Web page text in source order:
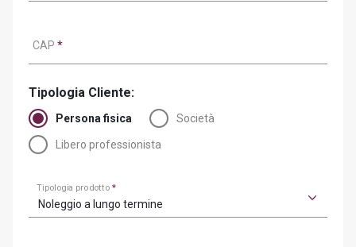
CAP *
Tipologia Cliente:
Persona fisica Società
Libero professionista
Tipologia prodotto*
Noleggio a lungo termine